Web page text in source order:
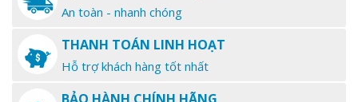
An toàn - nhanh chóng
THANH TOÁN LINH HOẠT
Hỗ trợ khách hàng tốt nhất